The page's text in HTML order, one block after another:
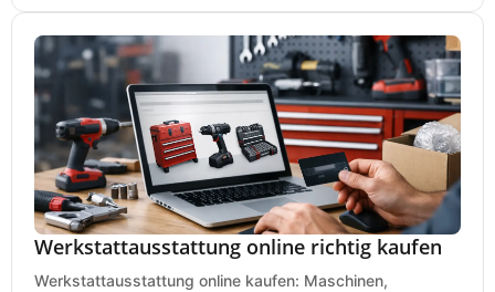
Werkstattausstattung online richtig kaufen
Werkstattausstattung online kaufen: Maschinen,